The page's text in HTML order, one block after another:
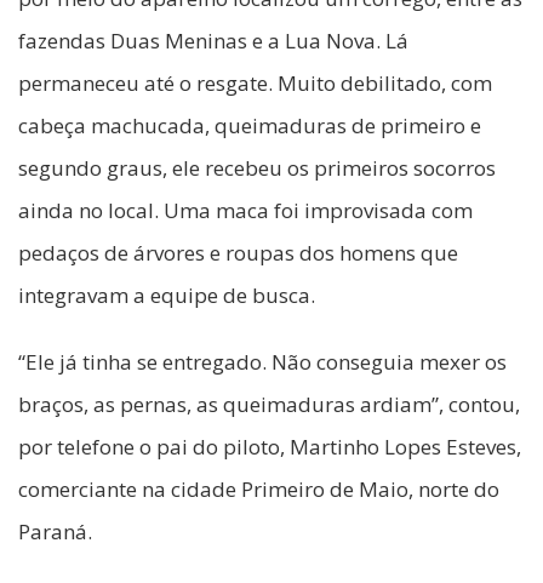
fazendas Duas Meninas e a Lua Nova. Lá
permaneceu até o resgate. Muito debilitado, com
cabeça machucada, queimaduras de primeiro e
segundo graus, ele recebeu os primeiros socorros
ainda no local. Uma maca foi improvisada com
pedaços de árvores e roupas dos homens que
integravam a equipe de busca.
“Ele já tinha se entregado. Não conseguia mexer os
braços, as pernas, as queimaduras ardiam”, contou,
por telefone o pai do piloto, Martinho Lopes Esteves,
comerciante na cidade Primeiro de Maio, norte do
Paraná.